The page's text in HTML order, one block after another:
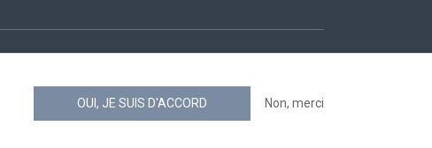
OUI, JE SUIS D'ACCORD Non, merci